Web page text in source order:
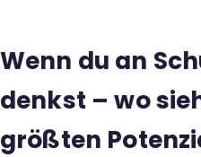
Wenn du an
denkst – wo
größten